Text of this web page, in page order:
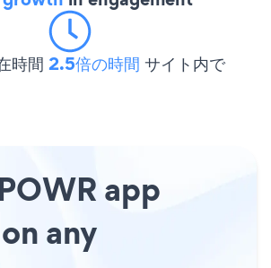
時間 2.5倍の時間 サイト内で
app
any